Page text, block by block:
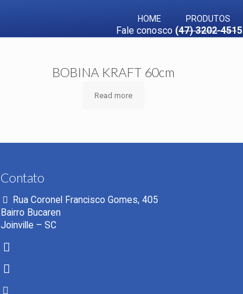
HOME PRODUTOS
Fale conosco (47) 3202-4515
BOBINA KRAFT 60cm
Read more
Contato
Rua Coronel Francisco Gomes, 405
Bairro Bucaren
Joinville – SC